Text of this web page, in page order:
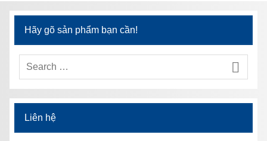
Hãy gõ sản phẩm bạn cần!
Liên hệ